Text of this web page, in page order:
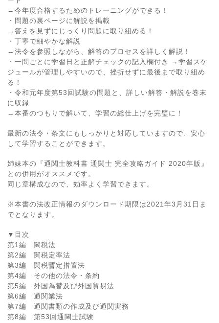
→今年度合格するためのトレーニングができる！
・問題の裏ページに解説を掲載
→答えを見ずにじっくり問題に取り組める！
・丁寧で細やかな解説
→法令を参照しながら、解答のプロセスを詳しく解説！
・一問ごとに学習日と正解チェックの記入欄付き →学習スケ
ジュールが管理しやすいので、挫折せずに最後まで取り組め
る！
・令和元年度第53回試験の問題と、詳しい解答・解説を巻末
に収録
→本番のつもりで解いて、学習の総仕上げを完璧に！
最新の法令・条文にもしっかりと対応していますので、安心
して学習することができます。
姉妹本の『通関士教科書 通関士 完全攻略ガイド 2020年版』
との併用がオススメです。
同じ章構成なので、効率よく学習できます。
※本書の法改正情報のダウンロード期限は2021年3月31日ま
でとなります。
▼目次
第1編 関税法
第2編 関税定率法
第3編 関税暫定措置法
第4編 その他の法令・条約
第5編 外国為替及び外国貿易法
第6編 通関業法
第7編 通関書類の作成及び通関実務
第8編 第53回通関士試験